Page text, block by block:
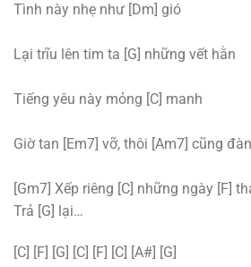
Tình này nhẹ như [Dm] gió
Lại trĩu lên tim ta [G] những vết hằn
Tiếng yêu này mỏng [C] manh
Giờ tan [Em7] vỡ, thôi [Am7] cũng
[Gm7] Xếp riêng [C] những ngày [F]
Trả [G] lại…
[C] [F] [G] [C] [F] [C] [A#] [G]